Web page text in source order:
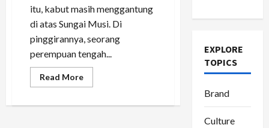
itu, kabut masih menggantung
di atas Sungai Musi. Di
pinggirannya, seorang
perempuan tengah...
Read MoreRead
more
Tinggalkan
EXPLORE
TOPICS
Brand
Culture